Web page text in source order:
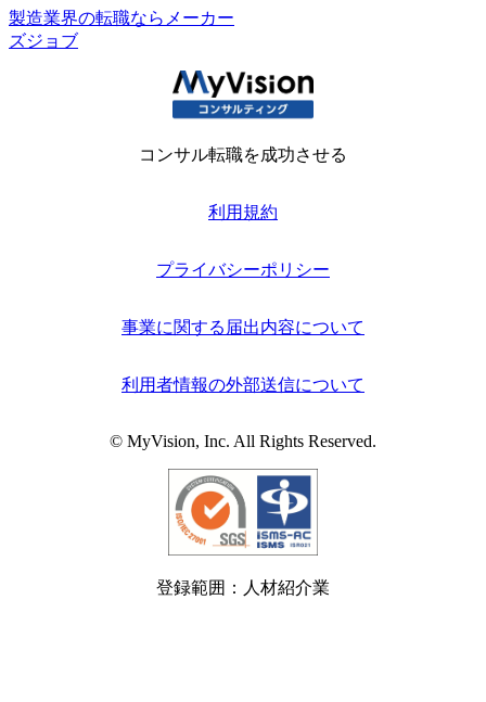
製造業界の転職ならメーカー
ズジョブ
コンサル転職を成功させる
利用規約
プライバシーポリシー
事業に関する届出内容について
利用者情報の外部送信について
© MyVision, Inc. All Rights Reserved.
登録範囲：人材紹介業